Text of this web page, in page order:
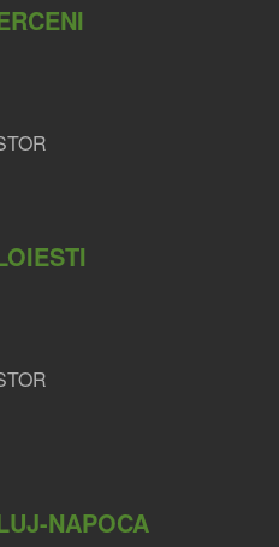
NAPOCA